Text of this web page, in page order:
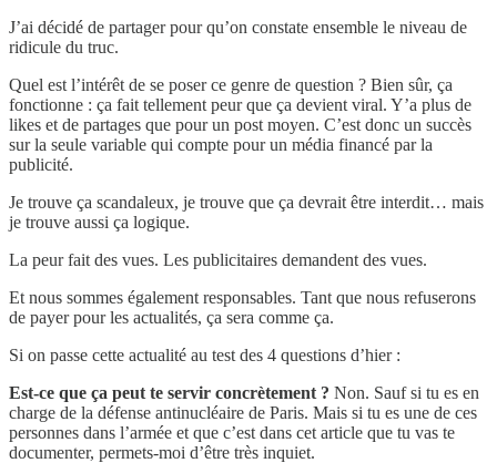
J’ai décidé de partager pour qu’on constate ensemble le niveau de
ridicule du truc.
Quel est l’intérêt de se poser ce genre de question ? Bien sûr, ça
fonctionne : ça fait tellement peur que ça devient viral. Y’a plus de
likes et de partages que pour un post moyen. C’est donc un succès
sur la seule variable qui compte pour un média financé par la
publicité.
Je trouve ça scandaleux, je trouve que ça devrait être interdit… mais
je trouve aussi ça logique.
La peur fait des vues. Les publicitaires demandent des vues.
Et nous sommes également responsables. Tant que nous refuserons
de payer pour les actualités, ça sera comme ça.
Si on passe cette actualité au test des 4 questions d’hier :
Est-ce que ça peut te servir concrètement ? Non. Sauf si tu es en
charge de la défense antinucléaire de Paris. Mais si tu es une de ces
personnes dans l’armée et que c’est dans cet article que tu vas te
documenter, permets-moi d’être très inquiet.